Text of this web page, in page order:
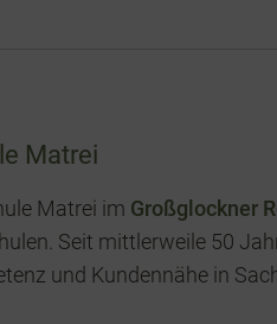
Matrei
Matrei im Großglockner
Seit mittlerweile 50
und Kundennähe in